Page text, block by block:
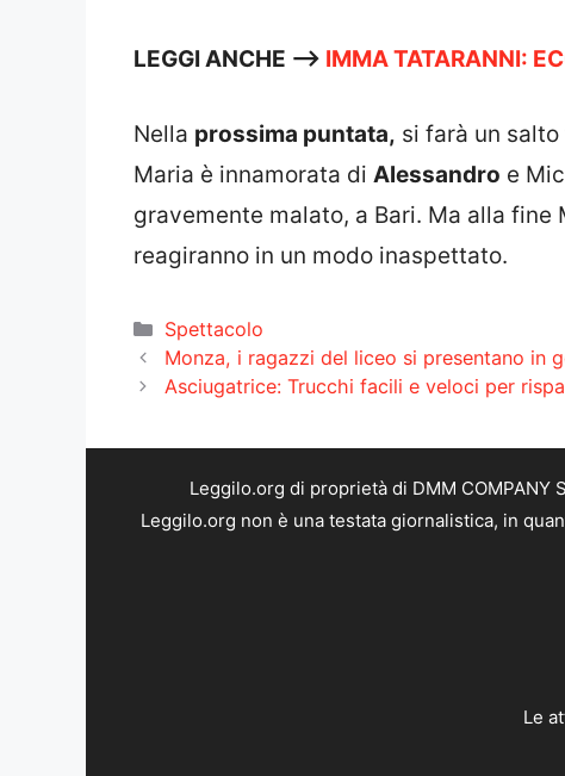
LEGGI ANCHE –> IMMA TATARANNI:
Nella prossima puntata, si farà un
Maria è innamorata di Alessandro e
gravemente malato, a Bari. Ma alla fine
reagiranno in un modo inaspettato.
Categorie
Spettacolo
Monza, i ragazzi del liceo si presentano in
Asciugatrice: Trucchi facili e veloci per
Leggilo.org di proprietà di DMM COMPANY
Leggilo.org non è una testata giornalistica, in
Le